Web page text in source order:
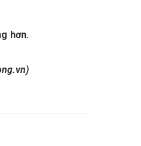
hơn.